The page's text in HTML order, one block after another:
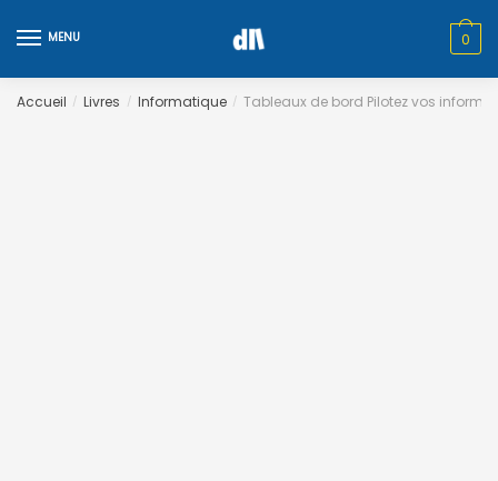
to
to
MENU 0
Accueil / Livres / Informatique / Tableaux de bord Pilotez vos